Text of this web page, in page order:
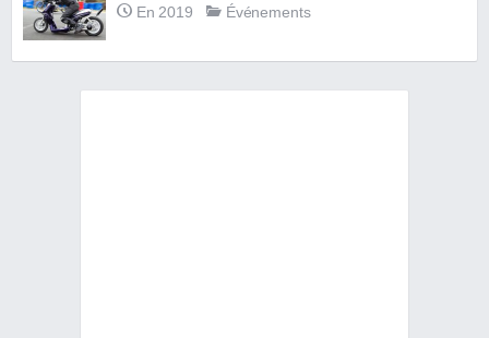
En 2019 Événements